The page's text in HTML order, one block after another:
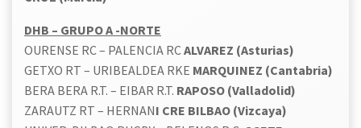
DHB – GRUPO A -NORTE
OURENSE RC – PALENCIA RCALVAREZ (Asturias)
GETXO RT – URIBEALDEA RKE MARQUINEZ (Cantabria)
BERA BERA R.T. – EIBAR R.T. RAPOSO (Valladolid)
ZARAUTZ RT – HERNANI CRE BILBAO (Vizcaya)